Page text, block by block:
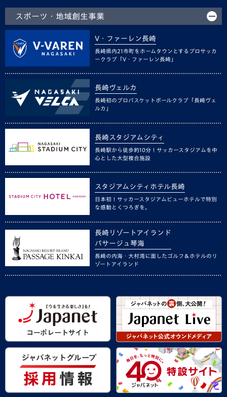
スポーツ・地域創生事業
V・ファーレン長崎
長崎県内21市町をホームタウンとするプロサッカ
ークラブ「V・ファーレン長崎」
長崎ヴェルカ
長崎初のプロバスケットボールクラブ「長崎ヴェ
ルカ」
長崎スタジアムシティ
長崎駅から徒歩約10分！サッカースタジアムを中
心とした大型複合施設
スタジアムシティホテル長崎
日本初！サッカースタジアムビューホテルで特別
な感動とくつろぎを。
長崎リゾートアイランド
パサージュ琴海
長崎の内海・大村湾に面したゴルフ＆ホテルのリ
ゾートアイランド